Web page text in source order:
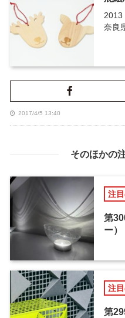
2013
奈良
2017/4/5 13:40
そのほかの
注
第
ー）
注
第